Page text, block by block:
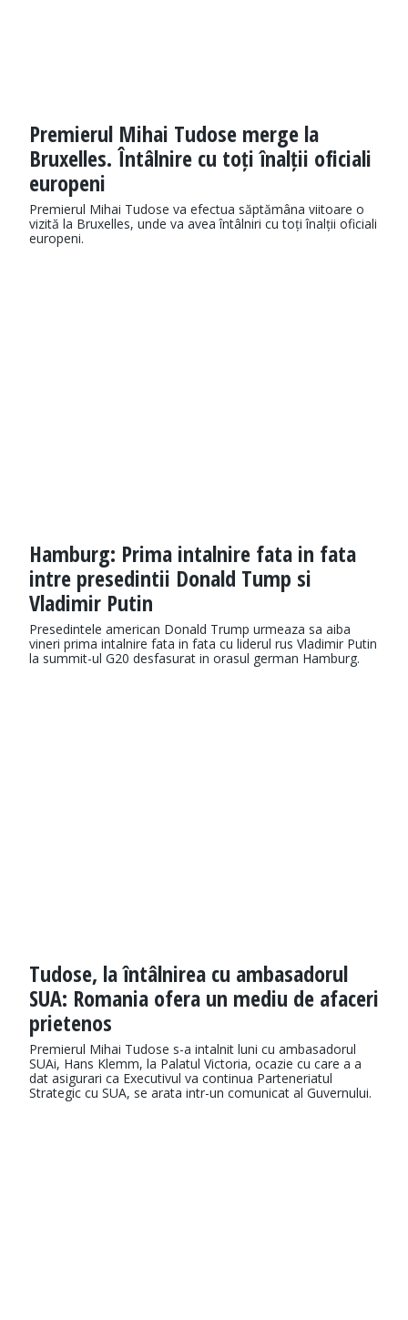
Premierul Mihai Tudose merge la
Bruxelles. Întâlnire cu toți înalții oficiali
europeni
Premierul Mihai Tudose va efectua săptămâna viitoare o
vizită la Bruxelles, unde va avea întâlniri cu toți înalții oficiali
europeni.
Hamburg: Prima intalnire fata in fata
intre presedintii Donald Tump si
Vladimir Putin
Presedintele american Donald Trump urmeaza sa aiba
vineri prima intalnire fata in fata cu liderul rus Vladimir Putin
la summit-ul G20 desfasurat in orasul german Hamburg.
Tudose, la întâlnirea cu ambasadorul
SUA: Romania ofera un mediu de afaceri
prietenos
Premierul Mihai Tudose s-a intalnit luni cu ambasadorul
SUAi, Hans Klemm, la Palatul Victoria, ocazie cu care a a
dat asigurari ca Executivul va continua Parteneriatul
Strategic cu SUA, se arata intr-un comunicat al Guvernului.